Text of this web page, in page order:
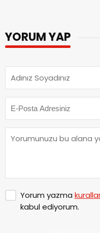
YORUM YAP
Yorum yazma
kabul ediyorum.